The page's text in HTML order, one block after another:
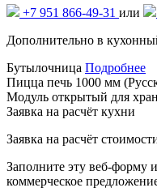
+7 951 866-49-31 или
Дополнительно в
Бутылочница Подробнее
Пицца печь 1000 мм
Модуль открытый для
Заявка на расчёт кухни
Заявка на расчёт
Заполните эту веб-форму
коммерческое